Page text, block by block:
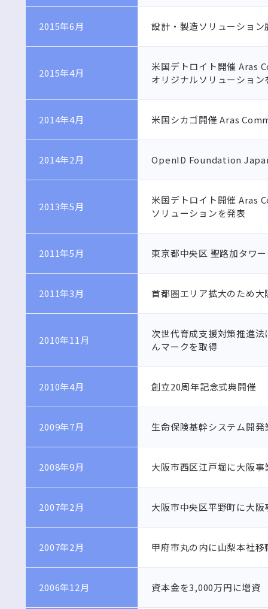
2015年6月 設計・製造ソリューション
2015年4月
米国デトロイト開催 Aras
オリジナルソリューション
2014年4月 米国シカゴ開催 Aras
2014年2月 OpenID Foundation
2013年5月
米国デトロイト開催 Aras
ソリューションを発表
2011年5月 東京都中央区 聖路加タワ
2011年3月 首都圏エリア拡大のため
2010年11月
次世代育成支援対策推進
んマークを取得
2010年4月 創立20周年記念式典開催
2009年7月 生命保険基幹システム開発
2008年9月 大阪市西区江戸堀に大阪事
2007年2月 大阪市中央区平野町に大阪
2007年2月 甲府市丸の内に山梨本社移
2006年12月 資本金を3,000万円に増資